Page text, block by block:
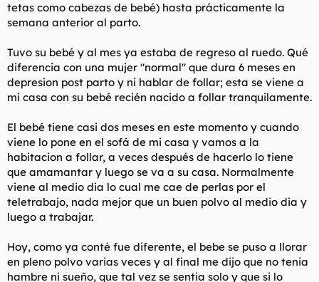
tetas como cabezas de bebé) hasta prácticamente la
semana anterior al parto.
Tuvo su bebé y al mes ya estaba de regreso al ruedo. Qué
diferencia con una mujer "normal" que dura 6 meses en
depresion post parto y ni hablar de follar; esta se viene a
mi casa con su bebé recién nacido a follar tranquilamente.
El bebé tiene casi dos meses en este momento y cuando
viene lo pone en el sofá de mi casa y vamos a la
habitacion a follar, a veces después de hacerlo lo tiene
que amamantar y luego se va a su casa. Normalmente
viene al medio dia lo cual me cae de perlas por el
teletrabajo, nada mejor que un buen polvo al medio dia y
luego a trabajar.
Hoy, como ya conté fue diferente, el bebe se puso a llorar
en pleno polvo varias veces y al final me dijo que no tenia
hambre ni sueño, que tal vez se sentia solo y que si lo